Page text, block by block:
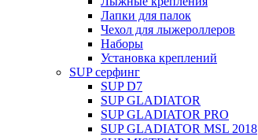
Лапки для палок
Чехол для лыжероллеров
Наборы
Установка креплений
SUP серфинг
SUP D7
SUP GLADIATOR
SUP GLADIATOR PRO
SUP GLADIATOR MSL 2018